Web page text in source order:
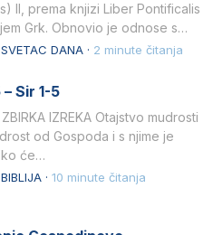
II, prema knjizi Liber Pontificalis
Grk. Obnovio je odnose s
DANA · 2 minute čitanja
Sir 1-5
IZREKA Otajstvo mudrosti
od Gospoda i s njime je
će…
· 10 minute čitanja